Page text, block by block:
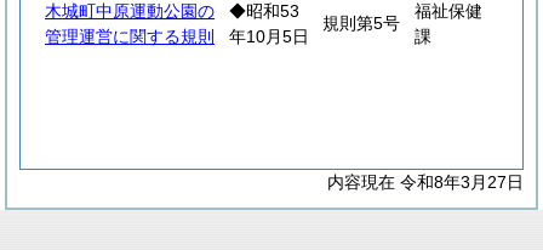
木城町中原運動公園の
管理運営に関する規則
◆昭和53
年10月5日
規則第5号
福祉保健
課
内容現在 令和8年3月27日